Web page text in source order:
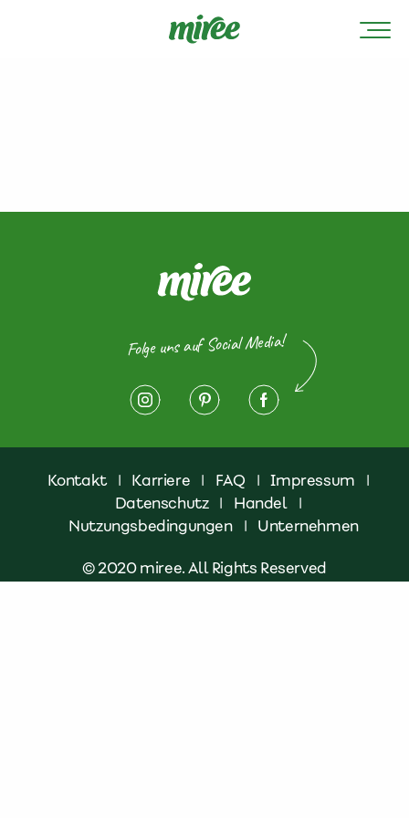
Folge uns auf Social Media!
Kontakt | Karriere | FAQ | Impressum
|
Datenschutz | Handel
|
Nutzungsbedingungen
| Unternehmen
© 2020 miree. All Rights Reserved